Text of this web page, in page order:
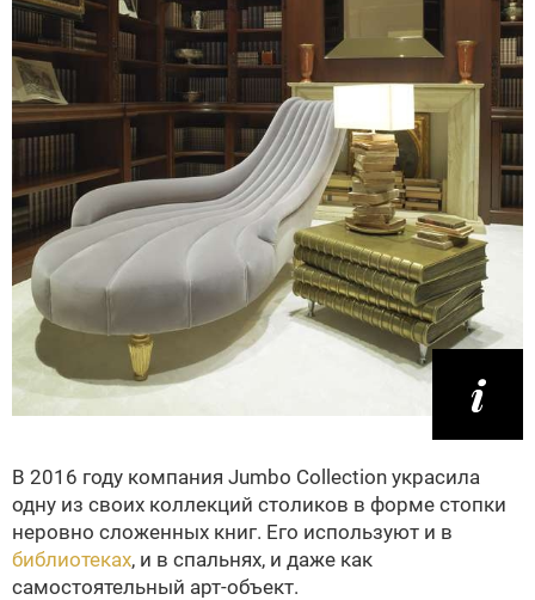
В 2016 году компания Jumbo Collection украсила
одну из своих коллекций столиков в форме стопки
неровно сложенных книг. Его используют и в
библиотеках, и в спальнях, и даже как
самостоятельный арт-объект.